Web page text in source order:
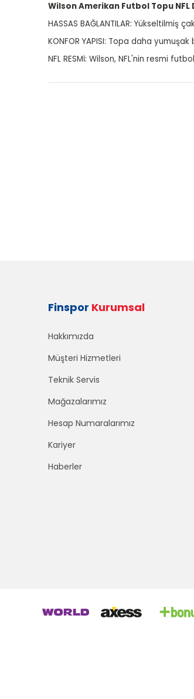
Wilson Amerikan Futbol Topu NFL
HASSAS BAĞLANTILAR:
KONFOR YAPISI: Topa daha
NFL RESMİ: Wilson, NFL'nin resmi
Finspor Kurumsal
Hakkımızda
Müşteri Hizmetleri
Teknik Servis
Mağazalarımız
Hesap Numaralarımız
Kariyer
Haberler